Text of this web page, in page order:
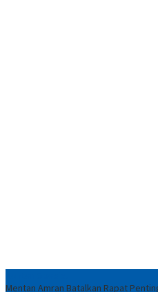
Mentan Amran Batalkan Rapat